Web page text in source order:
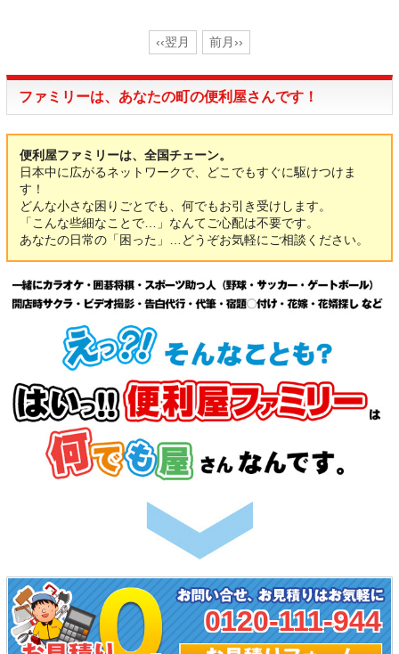
‹‹翌月 前月››
ファミリーは、あなたの町の便利屋さんです！
便利屋ファミリーは、全国チェーン。
日本中に広がるネットワークで、どこでもすぐに駆けつけま
す！
どんな小さな困りごとでも、何でもお引き受けします。
「こんな些細なことで…」なんてご心配は不要です。
あなたの日常の「困った」…どうぞお気軽にご相談ください。
0120-111-944